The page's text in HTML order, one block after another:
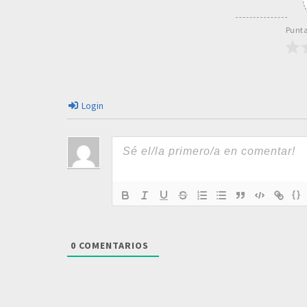
Login
{}
0 COMENTARIOS